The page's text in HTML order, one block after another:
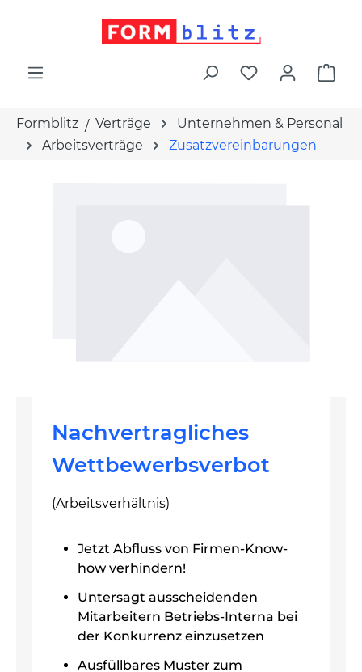
Formblitz Verträge
Unternehmen & Personal
Arbeitsverträge
Zusatzvereinbarungen
Nachvertragliches
Wettbewerbsverbot
(Arbeitsverhältnis)
Jetzt Abfluss von Firmen-Know-
how verhindern!
Untersagt ausscheidenden
Mitarbeitern Betriebs-Interna bei
der Konkurrenz einzusetzen
Ausfüllbares Muster zum